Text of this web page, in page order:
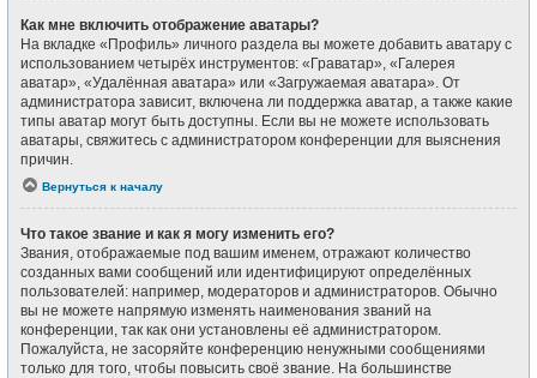
Как мне включить отображение аватары?
На вкладке «Профиль» личного раздела вы можете добавить аватару с
использованием четырёх инструментов: «Граватар», «Галерея
аватар», «Удалённая аватара» или «Загружаемая аватара». От
администратора зависит, включена ли поддержка аватар, а также какие
типы аватар могут быть доступны. Если вы не можете использовать
аватары, свяжитесь с администратором конференции для выяснения
причин.
Вернуться к началу
Что такое звание и как я могу изменить его?
Звания, отображаемые под вашим именем, отражают количество
созданных вами сообщений или идентифицируют определённых
пользователей: например, модераторов и администраторов. Обычно
вы не можете напрямую изменять наименования званий на
конференции, так как они установлены её администратором.
Пожалуйста, не засоряйте конференцию ненужными сообщениями
только для того, чтобы повысить своё звание. На большинстве